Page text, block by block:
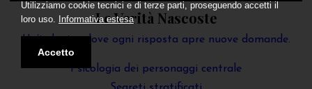
Le Verità Nascoste
Un’indagine dove ogni risposta apre nuove domande.
Psicologia dei personaggi centrale